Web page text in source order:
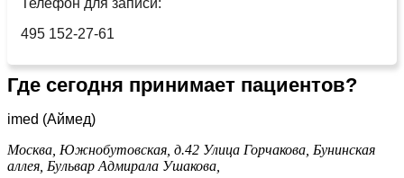
495 152-27-61
Где сегодня принимает пациентов?
imed (Аймед)
Москва, Южнобутовская, д.42 Улица Горчакова, Бунинская
аллея, Бульвар Адмирала Ушакова,